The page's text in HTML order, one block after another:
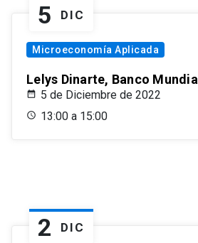
5 DIC
Microeconomía Aplicada
Lelys Dinarte, Banco Mundial
5 de Diciembre de 2022
13:00 a 15:00
2 DIC